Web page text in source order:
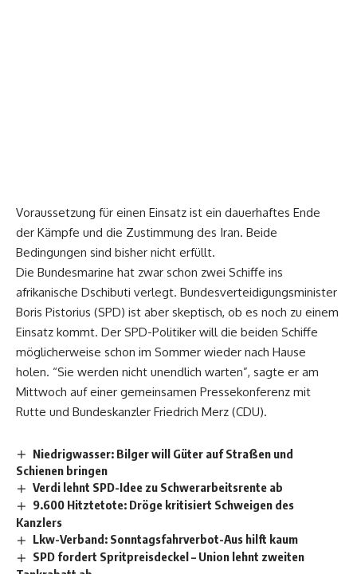
Voraussetzung für einen Einsatz ist ein dauerhaftes Ende
der Kämpfe und die Zustimmung des Iran. Beide
Bedingungen sind bisher nicht erfüllt.
Die Bundesmarine hat zwar schon zwei Schiffe ins
afrikanische Dschibuti verlegt. Bundesverteidigungsminister
Boris Pistorius (SPD) ist aber skeptisch, ob es noch zu einem
Einsatz kommt. Der SPD-Politiker will die beiden Schiffe
möglicherweise schon im Sommer wieder nach Hause
holen. “Sie werden nicht unendlich warten”, sagte er am
Mittwoch auf einer gemeinsamen Pressekonferenz mit
Rutte und Bundeskanzler Friedrich Merz (CDU).
Niedrigwasser: Bilger will Güter auf Straßen und
Schienen bringen
Verdi lehnt SPD-Idee zu Schwerarbeitsrente ab
9.600 Hitztetote: Dröge kritisiert Schweigen des
Kanzlers
Lkw-Verband: Sonntagsfahrverbot-Aus hilft kaum
SPD fordert Spritpreisdeckel – Union lehnt zweiten